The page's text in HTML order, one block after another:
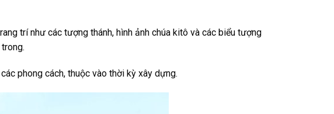
trí như các tượng thánh, hình ảnh chúa kitô và các biểu tượng
phong cách, thuộc vào thời kỳ xây dựng.